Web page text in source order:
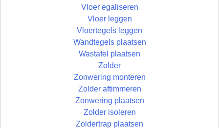
Vloer egaliseren
Vloer leggen
Vloertegels leggen
Wandtegels plaatsen
Wastafel plaatsen
Zolder
Zonwering monteren
Zolder aftimmeren
Zonwering plaatsen
Zolder isoleren
Zoldertrap plaatsen